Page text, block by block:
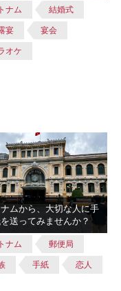
ナム 結婚式
宴 宴会
オケ
ムから、大切な人に手
送ってみませんか？
ナム 郵便局
手紙 恋人